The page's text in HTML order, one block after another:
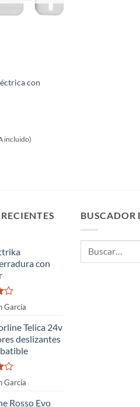
con
incluido)
con
García
Telica 24v
deslizantes
García
Rosso Evo
BUSCADOR
Buscar